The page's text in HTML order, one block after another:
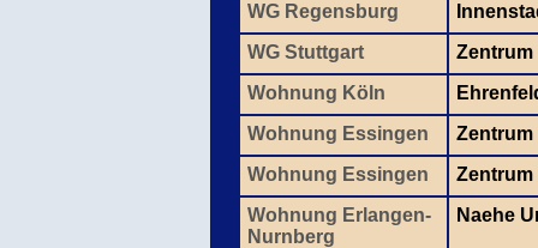
WG Regensburg
WG Stuttgart
Zentrum
Wohnung Köln
Wohnung Essingen
Zentrum
Wohnung Essingen
Zentrum
Wohnung Erlangen-
Nurnberg
Naehe